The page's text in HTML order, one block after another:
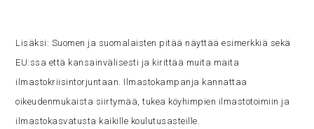
Lisäksi: Suomen ja suomalaisten pitää näyttää esimerkkiä sekä
EU:ssa että kansainvälisesti ja kirittää muita maita
ilmastokriisintorjuntaan. Ilmastokampanja kannattaa
oikeudenmukaista siirtymää, tukea köyhimpien ilmastotoimiin ja
ilmastokasvatusta kaikille koulutusasteille.